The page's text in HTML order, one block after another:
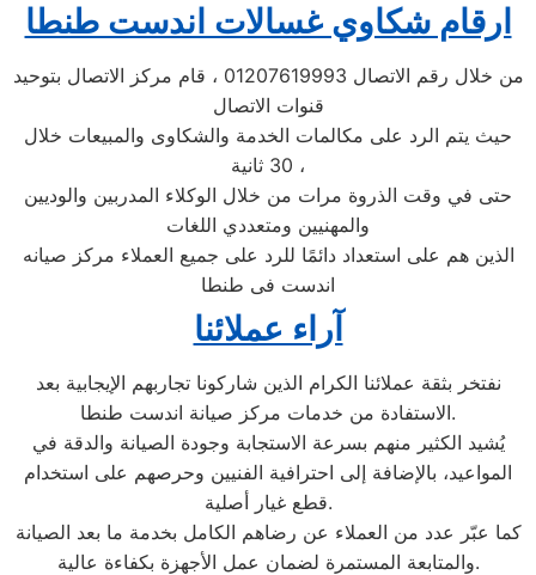
ارقام شكاوي غسالات اندست طنطا
من خلال رقم الاتصال 01207619993 ، قام مركز الاتصال بتوحيد
قنوات الاتصال
حيث يتم الرد على مكالمات الخدمة والشكاوى والمبيعات خلال
30 ثانية ،
حتى في وقت الذروة مرات من خلال الوكلاء المدربين والوديين
والمهنيين ومتعددي اللغات
الذين هم على استعداد دائمًا للرد على جميع العملاء مركز صيانه
اندست فى طنطا
آراء عملائنا
نفتخر بثقة عملائنا الكرام الذين شاركونا تجاربهم الإيجابية بعد
الاستفادة من خدمات مركز صيانة اندست طنطا.
يُشيد الكثير منهم بسرعة الاستجابة وجودة الصيانة والدقة في
المواعيد، بالإضافة إلى احترافية الفنيين وحرصهم على استخدام
قطع غيار أصلية.
كما عبّر عدد من العملاء عن رضاهم الكامل بخدمة ما بعد الصيانة
والمتابعة المستمرة لضمان عمل الأجهزة بكفاءة عالية.